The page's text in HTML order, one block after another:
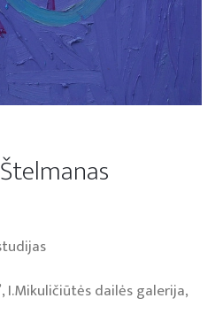
I.Mikuličiūtės dailės galerija,